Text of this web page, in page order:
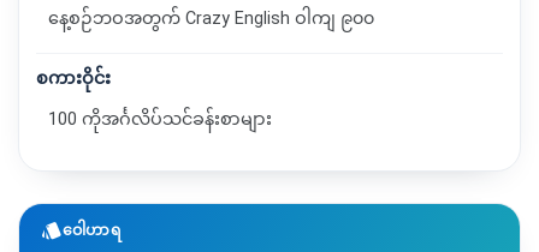
နေ့စဉ်ဘဝအတွက် Crazy English ဝါကျ ၉၀၀
စကားဝိုင်း
100 ကိုအင်္ဂလိပ်သင်ခန်းစာများ
styleဝေါဟာရ